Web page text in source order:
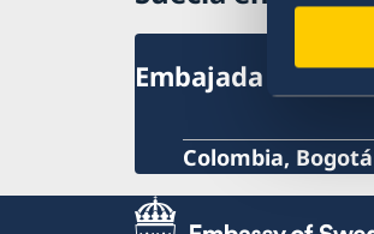
Embajada de
Colombia, Bogotá